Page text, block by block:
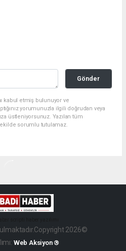
Gönder
kabul etmiş bulunuyor ve
yorumunuzla ilgili doğrudan veya
üstleniyorsunuz. Yazılan tüm
sorumlu tutulamaz.
2026©
Web Aksiyon ®